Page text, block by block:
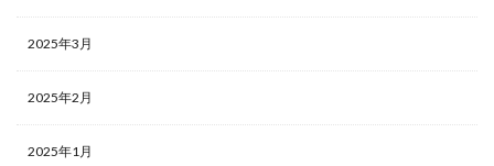
2025年3月
2025年2月
2025年1月